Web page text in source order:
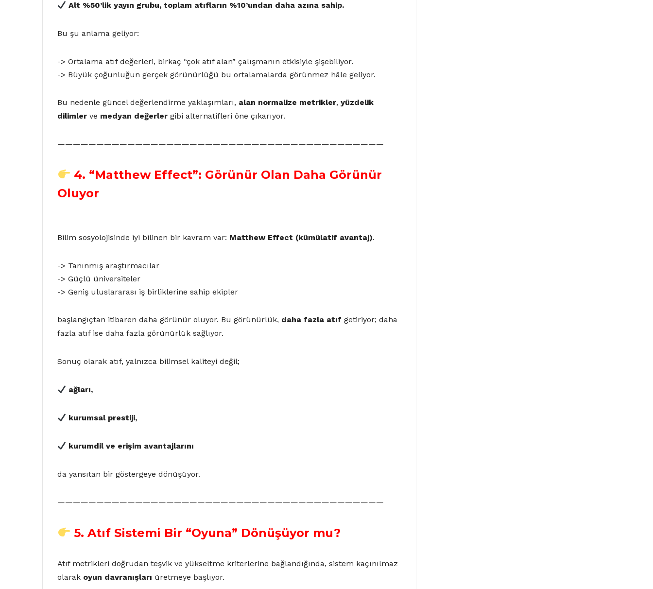
Alt %50’lik yayın grubu, toplam atıfların %10’undan daha azına sahip.
Bu şu anlama geliyor:
-> Ortalama atıf değerleri, birkaç “çok atıf alan” çalışmanın etkisiyle şişebiliyor.
-> Büyük çoğunluğun gerçek görünürlüğü bu ortalamalarda görünmez hâle geliyor.
Bu nedenle güncel değerlendirme yaklaşımları, alan normalize metrikler, yüzdelik
dilimler ve medyan değerler gibi alternatifleri öne çıkarıyor.
——————————————————————————————————————————
4. “Matthew Effect”: Görünür Olan Daha Görünür
Oluyor
Bilim sosyolojisinde iyi bilinen bir kavram var: Matthew Effect (kümülatif avantaj).
-> Tanınmış araştırmacılar
-> Güçlü üniversiteler
-> Geniş uluslararası iş birliklerine sahip ekipler
başlangıçtan itibaren daha görünür oluyor. Bu görünürlük, daha fazla atıf getiriyor; daha
fazla atıf ise daha fazla görünürlük sağlıyor.
Sonuç olarak atıf, yalnızca bilimsel kaliteyi değil;
ağları,
kurumsal prestiji,
kurumdil ve erişim avantajlarını
da yansıtan bir göstergeye dönüşüyor.
——————————————————————————————————————————
5. Atıf Sistemi Bir “Oyuna” Dönüşüyor mu?
Atıf metrikleri doğrudan teşvik ve yükseltme kriterlerine bağlandığında, sistem kaçınılmaz
olarak oyun davranışları üretmeye başlıyor.